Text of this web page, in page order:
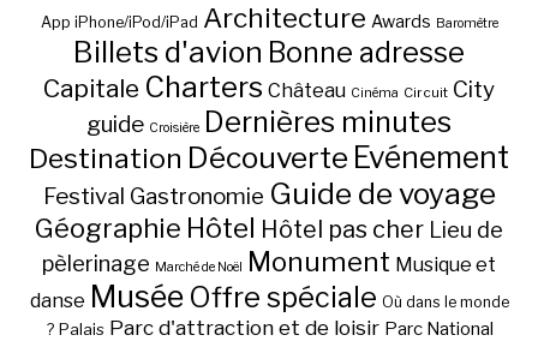
App iPhone/iPod/iPad Architecture Awards Baromètre
Billets d'avion Bonne adresse
Capitale Charters Château Cinéma Circuit City
guide Croisière Dernières minutes
Destination Découverte Evénement
Festival Gastronomie Guide de voyage
Géographie Hôtel Hôtel pas cher Lieu de
pèlerinage Marché de Noël Monument Musique et
danse Musée Offre spéciale Où dans le monde
? Palais Parc d'attraction et de loisir Parc National